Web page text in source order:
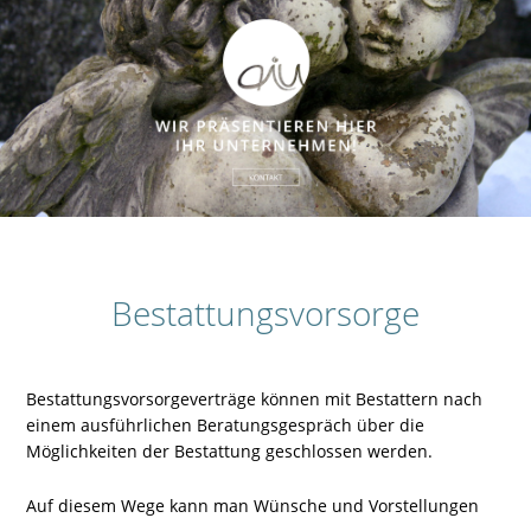
Bestattungsvorsorge
Bestattungsvorsorgeverträge können mit Bestattern nach
einem ausführlichen Beratungsgespräch über die
Möglichkeiten der Bestattung geschlossen werden.
Auf diesem Wege kann man Wünsche und Vorstellungen